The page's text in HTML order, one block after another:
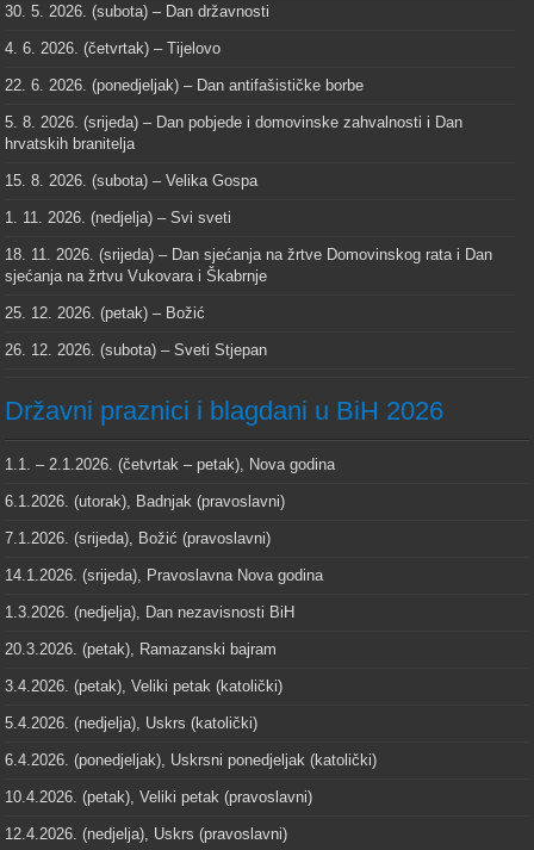
30. 5. 2026. (subota) – Dan državnosti
4. 6. 2026. (četvrtak) – Tijelovo
22. 6. 2026. (ponedjeljak) – Dan antifašističke borbe
5. 8. 2026. (srijeda) – Dan pobjede i domovinske zahvalnosti i Dan
hrvatskih branitelja
15. 8. 2026. (subota) – Velika Gospa
1. 11. 2026. (nedjelja) – Svi sveti
18. 11. 2026. (srijeda) – Dan sjećanja na žrtve Domovinskog rata i Dan
sjećanja na žrtvu Vukovara i Škabrnje
25. 12. 2026. (petak) – Božić
26. 12. 2026. (subota) – Sveti Stjepan
Državni praznici i blagdani u BiH 2026
1.1. – 2.1.2026. (četvrtak – petak), Nova godina
6.1.2026. (utorak), Badnjak (pravoslavni)
7.1.2026. (srijeda), Božić (pravoslavni)
14.1.2026. (srijeda), Pravoslavna Nova godina
1.3.2026. (nedjelja), Dan nezavisnosti BiH
20.3.2026. (petak), Ramazanski bajram
3.4.2026. (petak), Veliki petak (katolički)
5.4.2026. (nedjelja), Uskrs (katolički)
6.4.2026. (ponedjeljak), Uskrsni ponedjeljak (katolički)
10.4.2026. (petak), Veliki petak (pravoslavni)
12.4.2026. (nedjelja), Uskrs (pravoslavni)